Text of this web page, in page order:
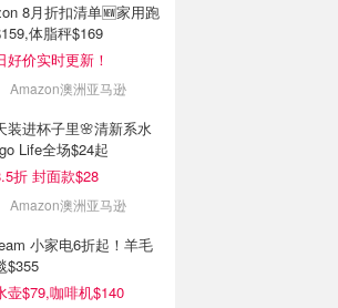
8月折扣清单🆕家用跑
体脂秤$169
好价实时更新！
Amazon澳洲亚马逊
装进杯子里🌸清新系水
Life全场$24起
折 封面款$28
Amazon澳洲亚马逊
小家电6折起！羊毛
$355
壶$79,咖啡机$140